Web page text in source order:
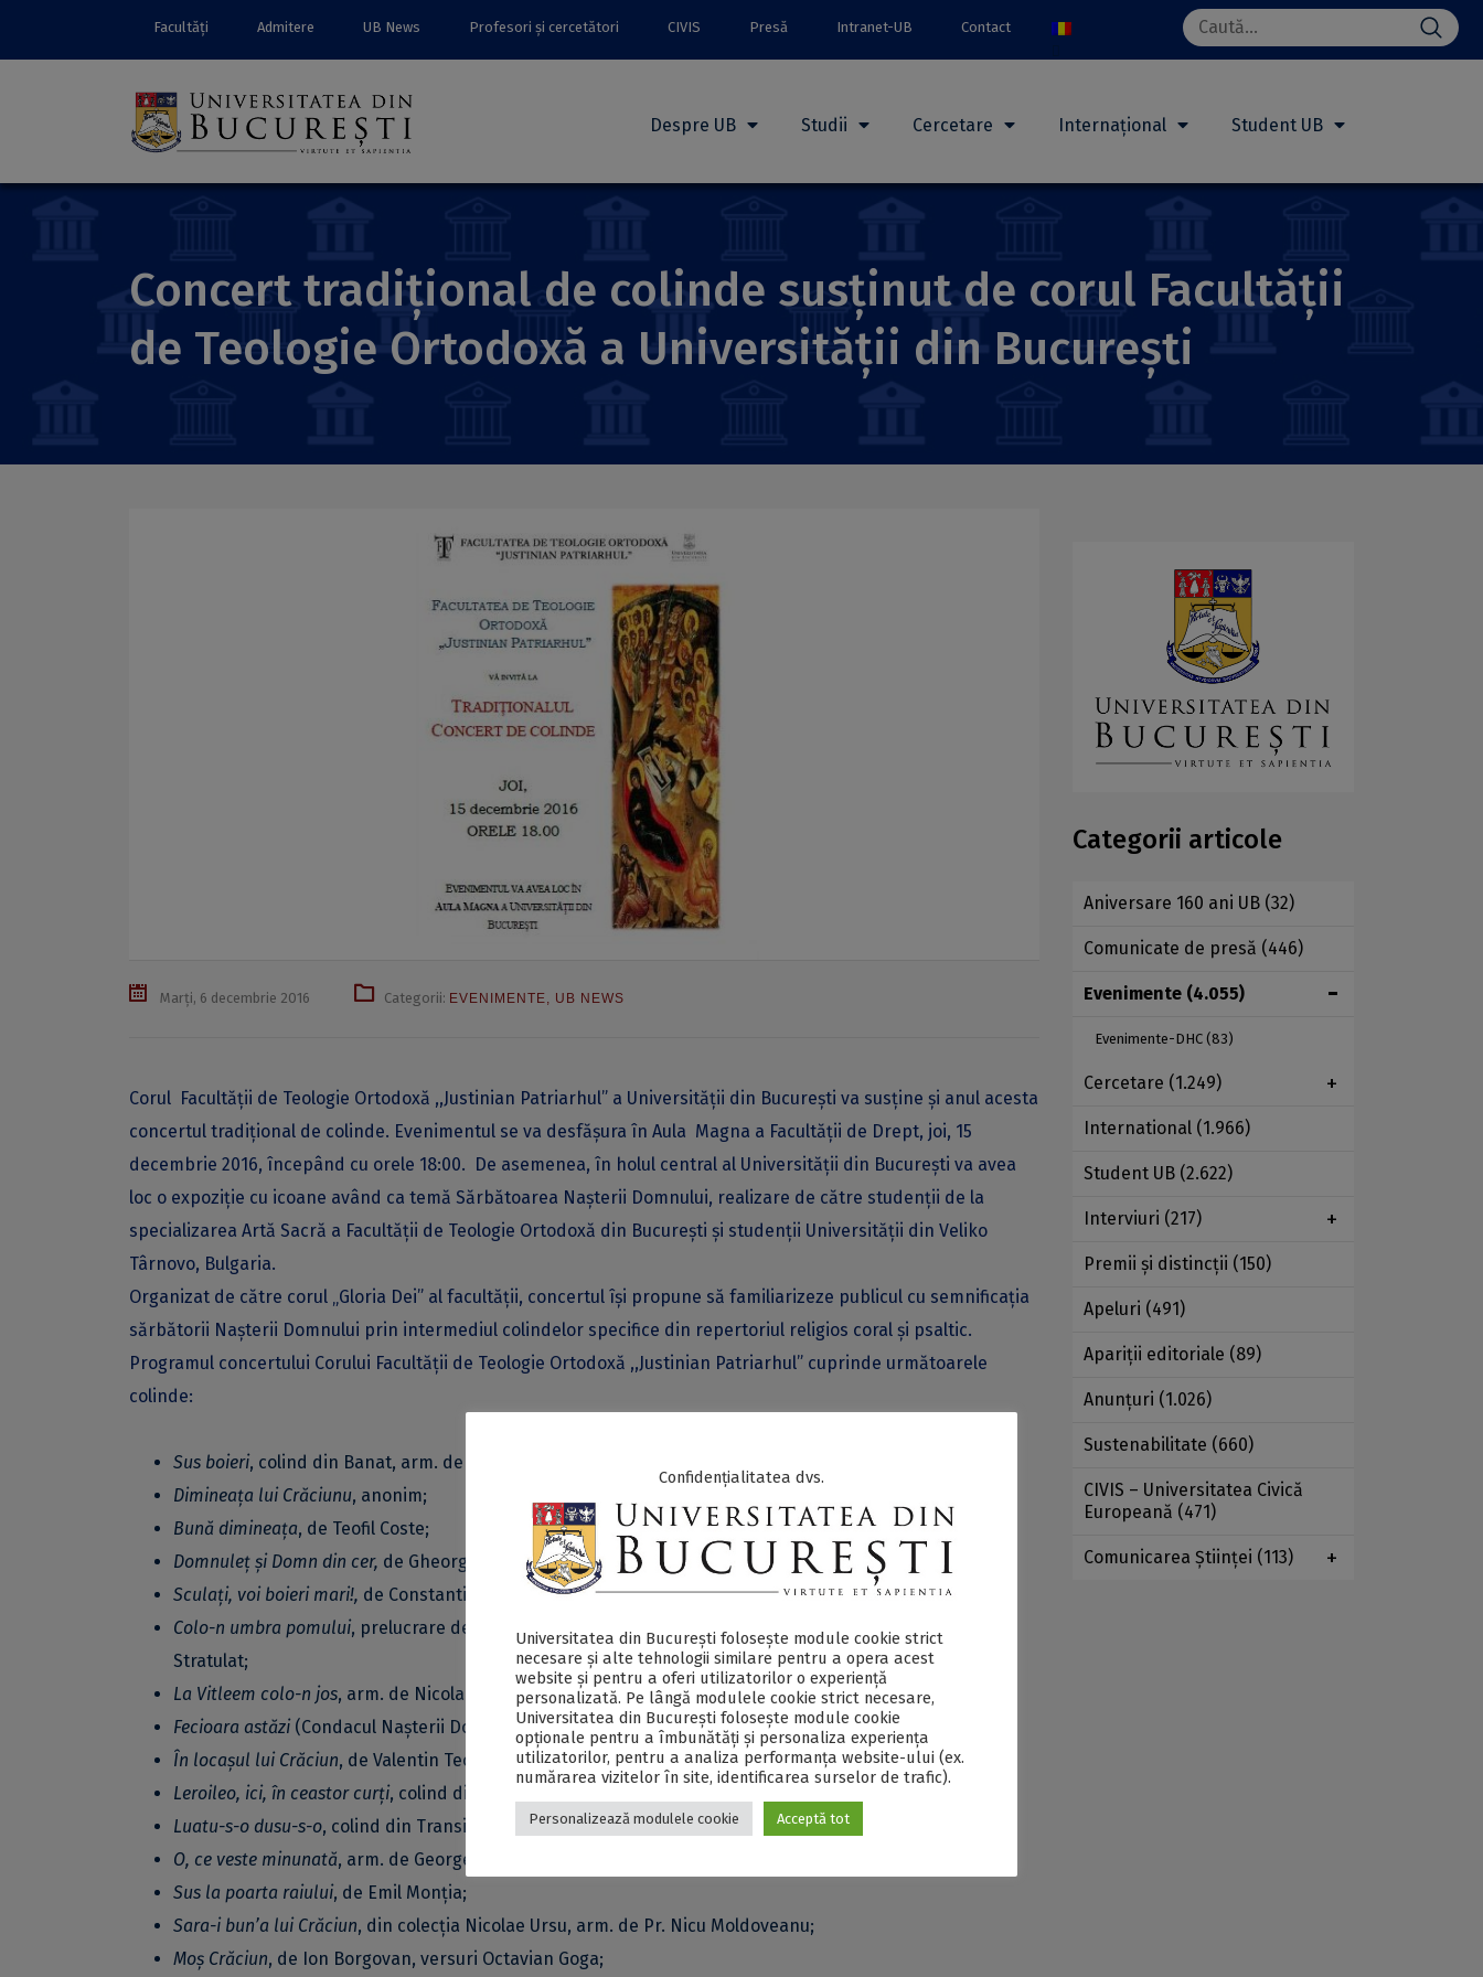
Facultăți Admitere UB News Profesori și cercetători CIVIS Presă Intranet-UB Contact
Search
for:
Despre UB Studii Cercetare Internațional Student UB
Concert tradițional de colinde susținut de corul Facultății
de Teologie Ortodoxă a Universității din București
Marți, 6 decembrie 2016 Categorii: EVENIMENTE, UB NEWS
Corul Facultăţii de Teologie Ortodoxă ,,Justinian Patriarhul” a Universităţii din Bucureşti va susține și anul acesta
concertul tradiţional de colinde. Evenimentul se va desfăşura în Aula Magna a Facultăţii de Drept, joi, 15
decembrie 2016, începând cu orele 18:00. De asemenea, în holul central al Universității din București va avea
loc o expoziție cu icoane având ca temă Sărbătoarea Nașterii Domnului, realizare de către studenții de la
specializarea Artă Sacră a Facultății de Teologie Ortodoxă din București și studenții Universității din Veliko
Târnovo, Bulgaria.
Organizat de către corul „Gloria Dei” al facultății, concertul își propune să familiarizeze publicul cu semnificația
sărbătorii Naşterii Domnului prin intermediul colindelor specifice din repertoriul religios coral şi psaltic.
Programul concertului Corului Facultăţii de Teologie Ortodoxă ,,Justinian Patriarhul” cuprinde următoarele
colinde:
Sus boieri, colind din Banat, arm. de Timotei Popovici;
Dimineața lui Crăciunu, anonim;
Bună dimineața, de Teofil Coste;
Domnuleț și Domn din cer, de Gheorghe Cucu;
Sculați, voi boieri mari!, de Constantin Arvinte;
Colo-n umbra pomului, prelucrare de Ioan D. Chirescu, aranj. pentru cor bărbătesc și solist de Gelu
Stratulat;
La Vitleem colo-n jos, arm. de Nicolae Lungu;
Fecioara astăzi(Condacul Nașterii Domnului), arm. de Paul Constantinescu;
În locașul lui Crăciun, de Valentin Teodorian;
Leroileo, ici, în ceastor curți, colind din Muntenia, din colecția „Cartea satului” de George Breazul;
Luatu-s-o dusu-s-o, colind din Transilvania;
O, ce veste minunată, arm. de George Dima;
Sus la poarta raiului, de Emil Monția;
Sara-i bun’a lui Crăciun, din colecția Nicolae Ursu, arm. de Pr. Nicu Moldoveanu;
Moș Crăciun, de Ion Borgovan, versuri Octavian Goga;
Categorii articole
Aniversare 160 ani UB (32)
Comunicate de presă (446)
Evenimente (4.055)
Evenimente-DHC (83)
Cercetare (1.249)
International (1.966)
Student UB (2.622)
Interviuri (217)
Premii şi distincţii (150)
Apeluri (491)
Apariţii editoriale (89)
Anunţuri (1.026)
Sustenabilitate (660)
CIVIS – Universitatea Civică
Europeană (471)
Comunicarea Ştiinţei (113)
Confidențialitatea dvs.
Universitatea din București folosește module cookie strict
necesare și alte tehnologii similare pentru a opera acest
website și pentru a oferi utilizatorilor o experiență
personalizată. Pe lângă modulele cookie strict necesare,
Universitatea din București folosește module cookie
opționale pentru a îmbunătăți și personaliza experiența
utilizatorilor, pentru a analiza performanța website-ului (ex.
numărarea vizitelor în site, identificarea surselor de trafic).
Personalizează modulele cookie Acceptă tot